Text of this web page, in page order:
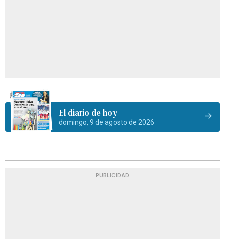
El diario de hoy
domingo, 9 de agosto de 2026
PUBLICIDAD